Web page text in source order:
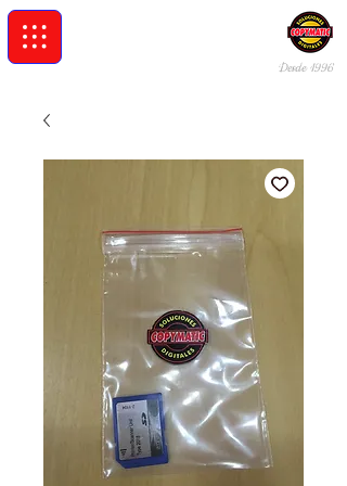
Desde 1996